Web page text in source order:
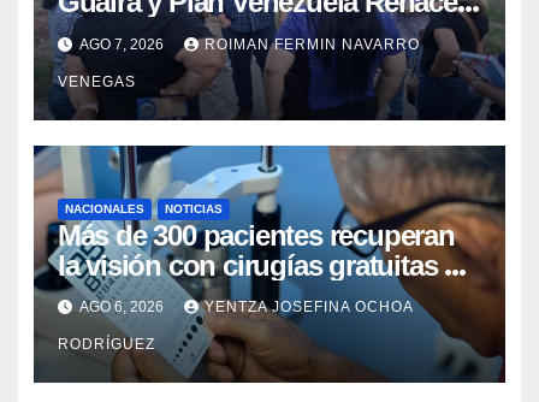
iniciaron la rehabilitación integral
del Centro Psicofamiliar El Niño y
el Mar
AGO 7, 2026 ROIMAN FERMIN NAVARRO
VENEGAS
NACIONALES NOTICIAS
Más de 300 pacientes recuperan
la visión con cirugías gratuitas de
cataratas en Zulia
AGO 6, 2026 YENTZA JOSEFINA OCHOA
RODRÍGUEZ